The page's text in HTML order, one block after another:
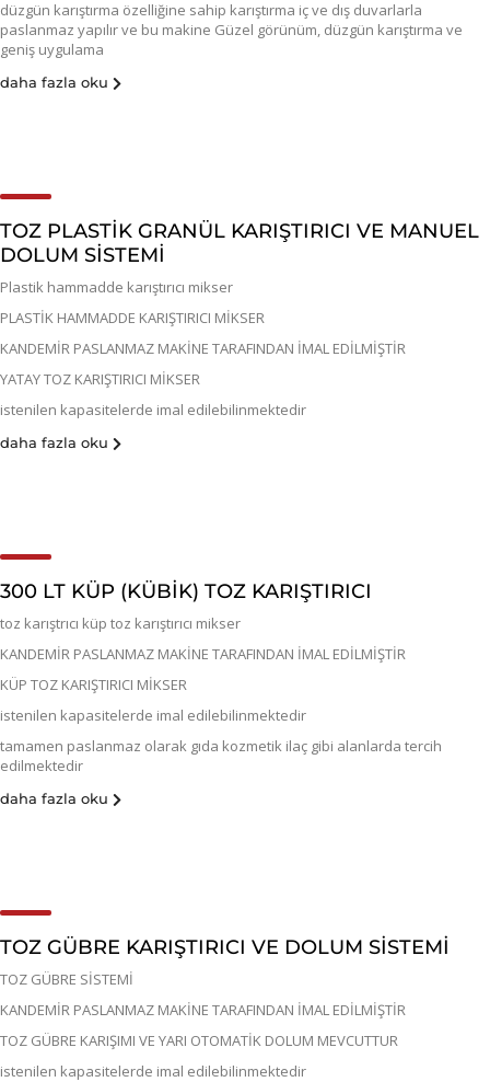
düzgün karıştırma özelliğine sahip karıştırma iç ve dış duvarlarla
paslanmaz yapılır ve bu makine Güzel görünüm, düzgün karıştırma ve
geniş uygulama
daha fazla oku
TOZ PLASTİK GRANÜL KARIŞTIRICI VE MANUEL
DOLUM SİSTEMİ
Plastik hammadde karıştırıcı mikser
PLASTİK HAMMADDE KARIŞTIRICI MİKSER
KANDEMİR PASLANMAZ MAKİNE TARAFINDAN İMAL EDİLMİŞTİR
YATAY TOZ KARIŞTIRICI MİKSER
istenilen kapasitelerde imal edilebilinmektedir
daha fazla oku
300 LT KÜP (KÜBIK) TOZ KARIŞTIRICI
toz karıştrıcı küp toz karıştırıcı mikser
KANDEMİR PASLANMAZ MAKİNE TARAFINDAN İMAL EDİLMİŞTİR
KÜP TOZ KARIŞTIRICI MİKSER
istenilen kapasitelerde imal edilebilinmektedir
tamamen paslanmaz olarak gıda kozmetik ilaç gibi alanlarda tercih
edilmektedir
daha fazla oku
TOZ GÜBRE KARIŞTIRICI VE DOLUM SİSTEMİ
TOZ GÜBRE SİSTEMİ
KANDEMİR PASLANMAZ MAKİNE TARAFINDAN İMAL EDİLMİŞTİR
TOZ GÜBRE KARIŞIMI VE YARI OTOMATİK DOLUM MEVCUTTUR
istenilen kapasitelerde imal edilebilinmektedir